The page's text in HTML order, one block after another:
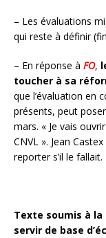
– Les évaluations
qui reste à définir
– En réponse à FO,
toucher à sa
que l’évaluation en
présents, peut
mars. « Je vais
CNVL ». Jean
reporter s’il le fallait.
Texte soumis à la
servir de base